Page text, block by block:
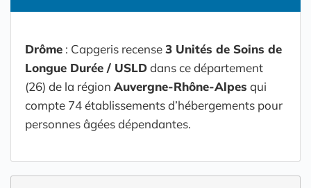
Drôme : Capgeris recense3 Unités de Soins de
Longue Durée / USLDdans ce département
(26) de la région Auvergne-Rhône-Alpes qui
compte 74 établissements d’hébergements pour
personnes âgées dépendantes.